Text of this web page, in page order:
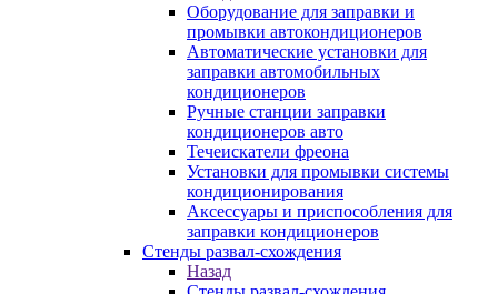
Оборудование для заправки и
промывки автокондиционеров
Автоматические установки для
заправки автомобильных
кондиционеров
Ручные станции заправки
кондиционеров авто
Течеискатели фреона
Установки для промывки системы
кондиционирования
Аксессуары и приспособления для
заправки кондиционеров
Стенды развал-схождения
Назад